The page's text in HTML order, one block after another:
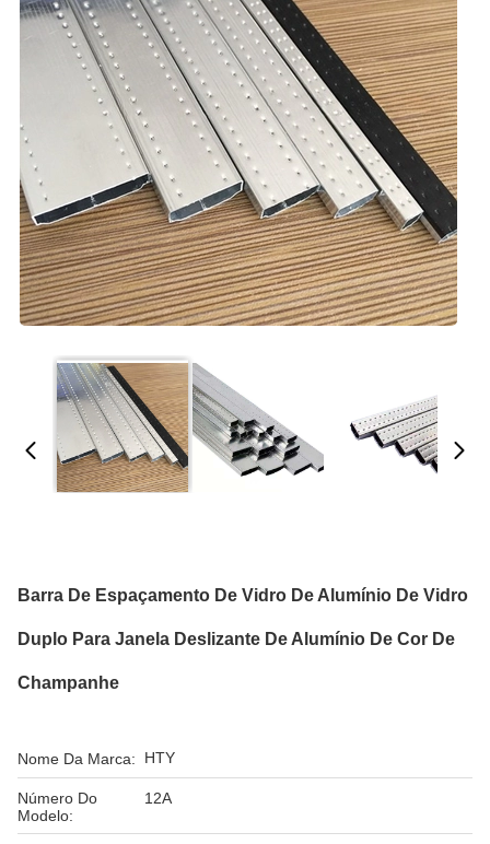
Barra De Espaçamento De Vidro De Alumínio De Vidro
Duplo Para Janela Deslizante De Alumínio De Cor De
Champanhe
Nome Da Marca: HTY
Número Do
Modelo:
12A